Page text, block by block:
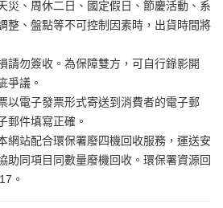
災、周休二日、國定假日、節慶活動、系
整、盤點等不可控制因素時，出貨時間將
請勿簽收。為保障雙方，可自行錄影開
爭議。
以電子發票形式寄送到消費者的電子郵
郵件填寫正確。
網站配合環保署廢四機回收服務，運送安
助同項目同數量廢機回收。環保署資源回
。